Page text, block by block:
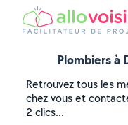
Plombiers à
Retrouvez tous les
chez vous et
2 clics...